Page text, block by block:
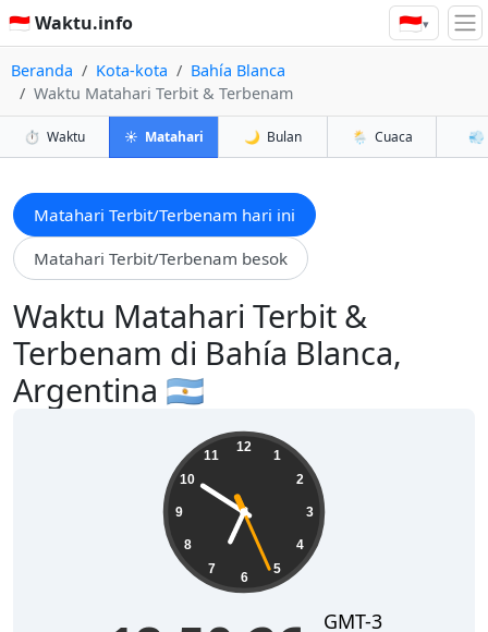
🇮🇩 Waktu.info 🇮🇩▾
Beranda Kota-kota
Bahía Blanca
Waktu Matahari Terbit & Terbenam
⏱️ Waktu ☀️ Matahari 🌙 Bulan 🌦️ Cuaca 💨
Matahari Terbit/Terbenam hari ini
Matahari Terbit/Terbenam besok
Waktu Matahari Terbit &
Terbenam di Bahía Blanca,
Argentina 🇦🇷
12
1
2
3
4
5
6
7
8
9
10
11
GMT-3